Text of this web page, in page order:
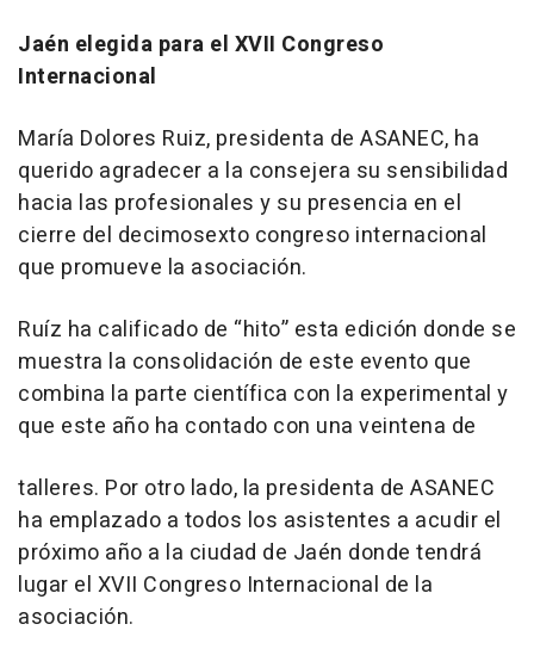
Jaén elegida para el XVII Congreso
Internacional
María Dolores Ruiz, presidenta de ASANEC, ha
querido agradecer a la consejera su sensibilidad
hacia las profesionales y su presencia en el
cierre del decimosexto congreso internacional
que promueve la asociación.
Ruíz ha calificado de “hito” esta edición donde se
muestra la consolidación de este evento que
combina la parte científica con la experimental y
que este año ha contado con una veintena de
talleres. Por otro lado, la presidenta de ASANEC
ha emplazado a todos los asistentes a acudir el
próximo año a la ciudad de Jaén donde tendrá
lugar el XVII Congreso Internacional de la
asociación.